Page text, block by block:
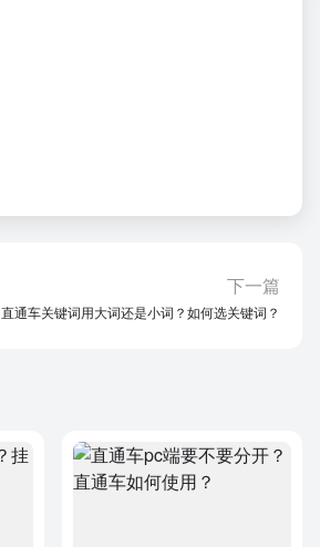
下一篇
直通车关键词用大词还是小词？如何选关键词？